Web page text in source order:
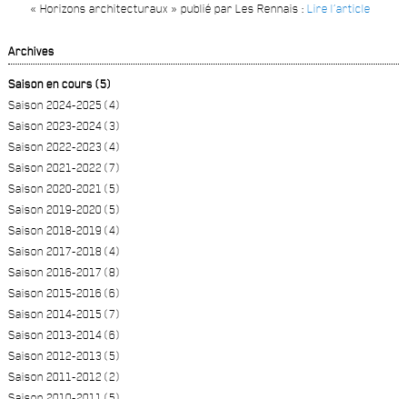
« Horizons architecturaux » publié par Les Rennais :Lire l’article
Archives
Saison en cours (5)
Saison 2024-2025 (4)
Saison 2023-2024 (3)
Saison 2022-2023 (4)
Saison 2021-2022 (7)
Saison 2020-2021 (5)
Saison 2019-2020 (5)
Saison 2018-2019 (4)
Saison 2017-2018 (4)
Saison 2016-2017 (8)
Saison 2015-2016 (6)
Saison 2014-2015 (7)
Saison 2013-2014 (6)
Saison 2012-2013 (5)
Saison 2011-2012 (2)